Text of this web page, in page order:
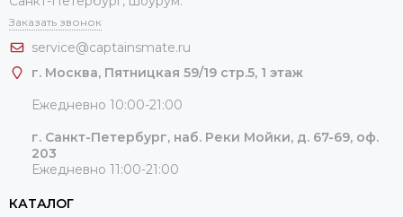
Заказать звонок
service@captainsmate.ru
г. Москва, Пятницкая 59/19 стр.5, 1 этаж
Ежедневно 10:00-21:00
г. Санкт-Петербург, наб. Реки Мойки, д. 67-69, оф.
203
Ежедневно 11:00-21:00
КАТАЛОГ